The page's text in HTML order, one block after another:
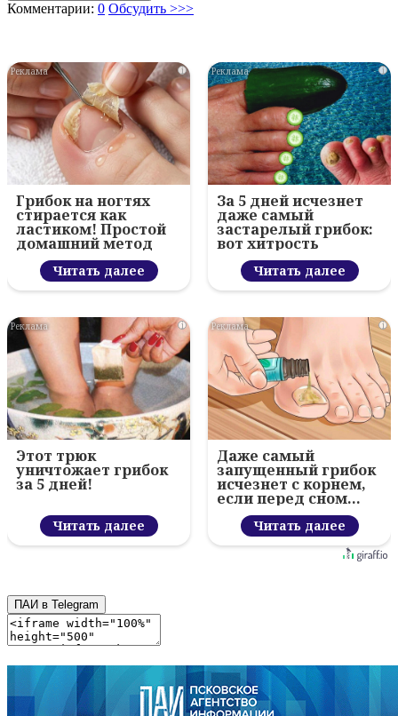
Комментарии: 0 Обсудить >>>
i
Грибок на ногтях
стирается как
ластиком! Простой
домашний метод
Читать далее
i
За 5 дней исчезнет
даже самый
застарелый грибок:
вот хитрость
Читать далее
i
Этот трюк
уничтожает грибок
за 5 дней!
Читать далее
i
Даже самый
запущенный грибок
исчезнет с корнем,
если перед сном…
Читать далее
ПАИ в Telegram